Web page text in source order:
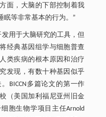
面，大脑的下部控制着我
眠等非常基本的行为。”
发用于大脑研究的工具，但
经典基因组学与细胞普查
类疾病的根本原因和治疗
发现，有数十种基因似乎
BICCN多篇论文的第一作
（美国加利福尼亚州旧金
胞生物学项目主任Arnold